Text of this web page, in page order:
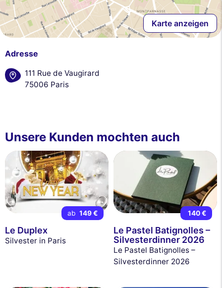
Karte anzeigen
Adresse
111 Rue de Vaugirard
75006 Paris
Unsere Kunden mochten auch
ab 149 €
Le Duplex
Silvester in Paris
140 €
Le Pastel Batignolles –
Silvesterdinner 2026
Le Pastel Batignolles –
Silvesterdinner 2026